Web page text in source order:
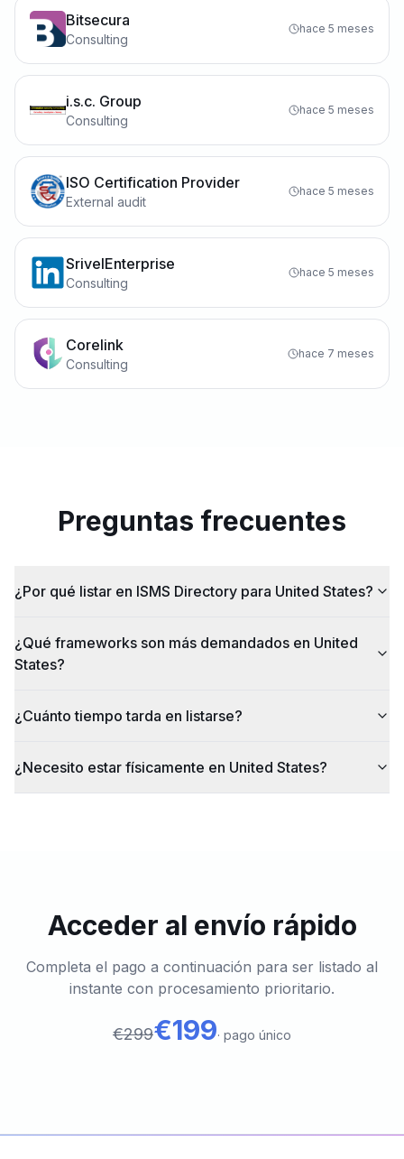
Bitsecura
Consulting
hace 5 meses
i.s.c. Group
Consulting
hace 5 meses
ISO Certification Provider
External audit
hace 5 meses
SrivelEnterprise
Consulting
hace 5 meses
Corelink
Consulting
hace 7 meses
Preguntas frecuentes
¿Por qué listar en ISMS Directory para United States?
¿Qué frameworks son más demandados en United
States?
¿Cuánto tiempo tarda en listarse?
¿Necesito estar físicamente en United States?
Acceder al envío rápido
Completa el pago a continuación para ser listado al
instante con procesamiento prioritario.
€299€199· pago único